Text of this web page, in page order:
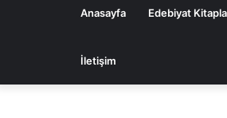
Anasayfa Edebiyat
İletişim